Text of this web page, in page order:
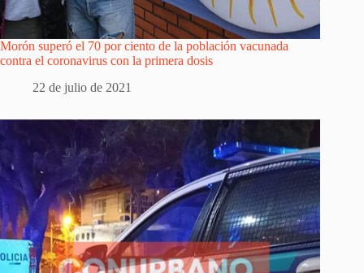
Morón superó el 70 por ciento de la población vacunada
contra el coronavirus con la primera dosis
22 de julio de 2021